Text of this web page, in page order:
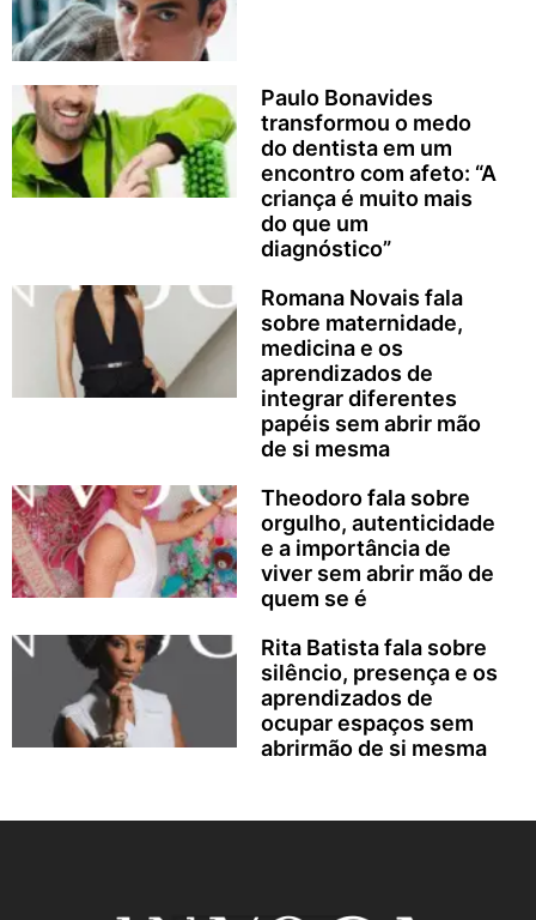
Paulo Bonavides
transformou o medo
do dentista em um
encontro com afeto: “A
criança é muito mais
do que um
diagnóstico”
Romana Novais fala
sobre maternidade,
medicina e os
aprendizados de
integrar diferentes
papéis sem abrir mão
de si mesma
Theodoro fala sobre
orgulho, autenticidade
e a importância de
viver sem abrir mão de
quem se é
Rita Batista fala sobre
silêncio, presença e os
aprendizados de
ocupar espaços sem
abrirmão de si mesma